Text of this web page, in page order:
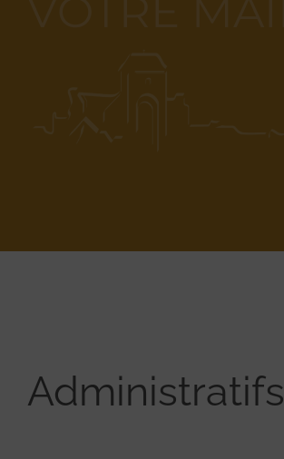
Administratifs